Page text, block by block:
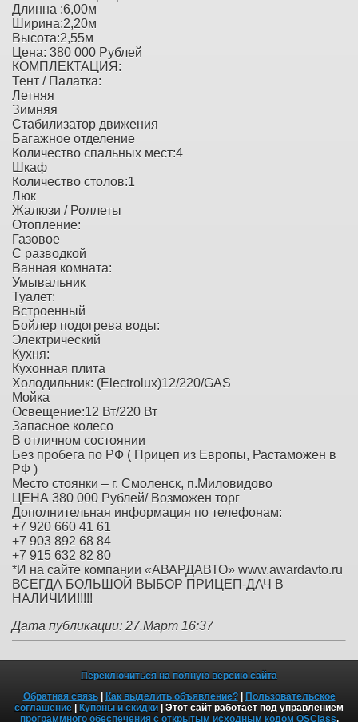
Длинна :6,00м
Ширина:2,20м
Высота:2,55м
Цена: 380 000 Рублей
КОМПЛЕКТАЦИЯ:
Тент / Палатка:
Летняя
Зимняя
Стабилизатор движения
Багажное отделение
Количество спальных мест:4
Шкаф
Количество столов:1
Люк
Жалюзи / Роллеты
Отопление:
Газовое
С разводкой
Ванная комната:
Умывальник
Туалет:
Встроенный
Бойлер подогрева воды:
Электрический
Кухня:
Кухонная плита
Холодильник: (Electrolux)12/220/GAS
Мойка
Освещение:12 Вт/220 Вт
Запасное колесо
В отличном состоянии
Без пробега по РФ ( Прицеп из Европы, Растаможен в
РФ )
Место стоянки – г. Смоленск, п.Миловидово
ЦЕНА 380 000 Рублей/ Возможен торг
Дополнительная информация по телефонам:
+7 920 660 41 61
+7 903 892 68 84
+7 915 632 82 80
*И на сайте компании «АВАРДАВТО» www.awardavto.ru
ВСЕГДА БОЛЬШОЙ ВЫБОР ПРИЦЕП-ДАЧ В
НАЛИЧИИ!!!!!
Дата публикации: 27.Март 16:37
Переключиться на полную версию сайта
Обратная связь| Как выделить объявление?|
Пользовательское
соглашение
Купоны и скидки | Этот сайт работает под управлением
программного обеспечения с открытым исходным кодом OSClass.